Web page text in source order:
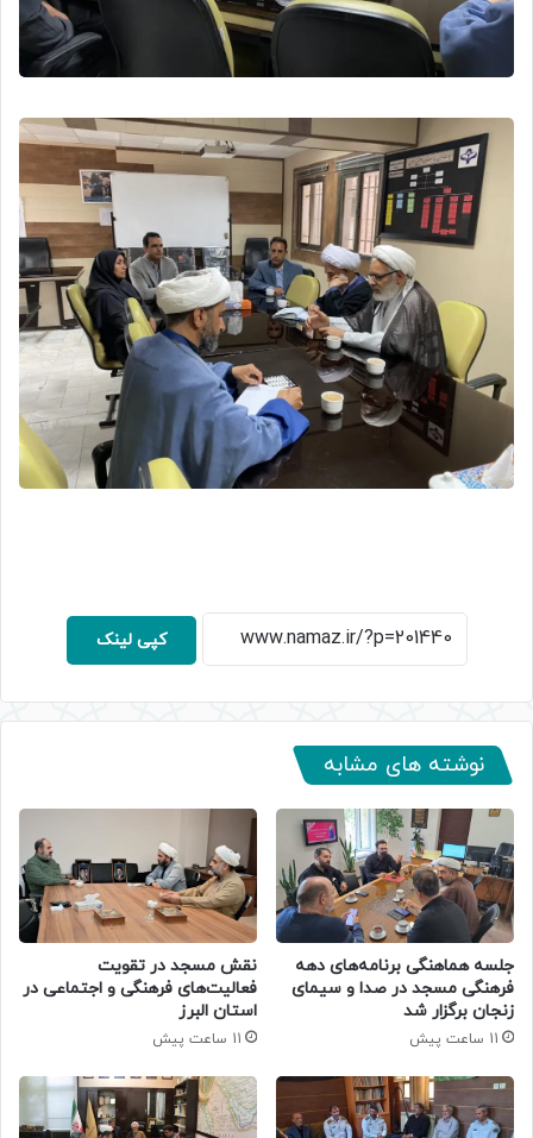
کپی لینک
نوشته های مشابه
جلسه هماهنگی برنامه‌های دهه
فرهنگی مسجد در صدا و سیمای
زنجان برگزار شد
11 ساعت پیش
نقش مسجد در تقویت
فعالیت‌های فرهنگی و اجتماعی در
استان البرز
11 ساعت پیش